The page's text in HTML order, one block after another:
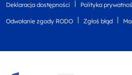
Deklaracja dostępności Polityka
Odwołanie zgody RODO Zgłoś błąd